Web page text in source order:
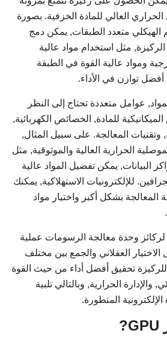
الحراري العالي للمادة الخزفية. بصورة
الهيكلي متعدد الطبقات, يمكن دمج
الركيزة, مثل استخدام مواد عالية
ومواد عالية القوة في الطبقة
توازن في الأداء.
عوامل متعددة تحتاج إلى النظر
للمادة, الخصائص الكهربائية,
وتقنيات المعالجة. على سبيل المثال,
الحرارية العالية والموثوقية, مثل
البيانات, يمكن تفضيل المواد عالية
للإلكترونيات الاستهلاكية, يمكنك
المعالجة بشكل أكبر واختيار مواد
لركائز وحدة معالجة الرسومات عملية
العقلاني والجمع بين مختلف
للركيزة تحقيق أفضل أداء من حيث القوة
والإدارة الحرارية, وبالتالي تلبية
المتطورة.